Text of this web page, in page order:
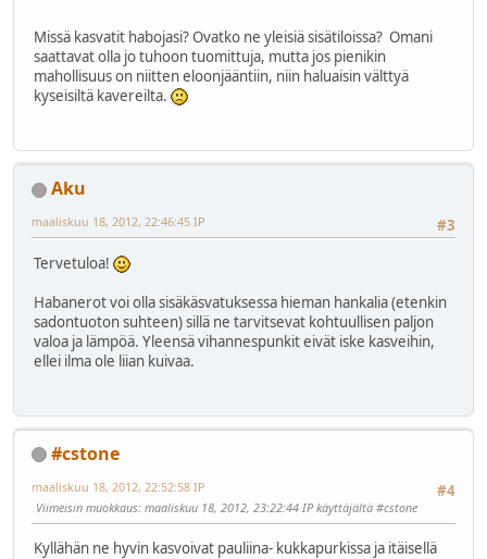
Missä kasvatit habojasi? Ovatko ne yleisiä sisätiloissa? Omani
saattavat olla jo tuhoon tuomittuja, mutta jos pienikin
mahollisuus on niitten eloonjääntiin, niin haluaisin välttyä
kyseisiltä kavereilta.
Aku
#3
maaliskuu 18, 2012, 22:46:45 IP
Tervetuloa!
Habanerot voi olla sisäkäsvatuksessa hieman hankalia (etenkin
sadontuoton suhteen) sillä ne tarvitsevat kohtuullisen paljon
valoa ja lämpöä. Yleensä vihannespunkit eivät iske kasveihin,
ellei ilma ole liian kuivaa.
#cstone
#4
maaliskuu 18, 2012, 22:52:58 IP
Viimeisin muokkaus: maaliskuu 18, 2012, 23:22:44 IP käyttäjältä #cstone
Kyllähän ne hyvin kasvoivat pauliina- kukkapurkissa ja itäisellä